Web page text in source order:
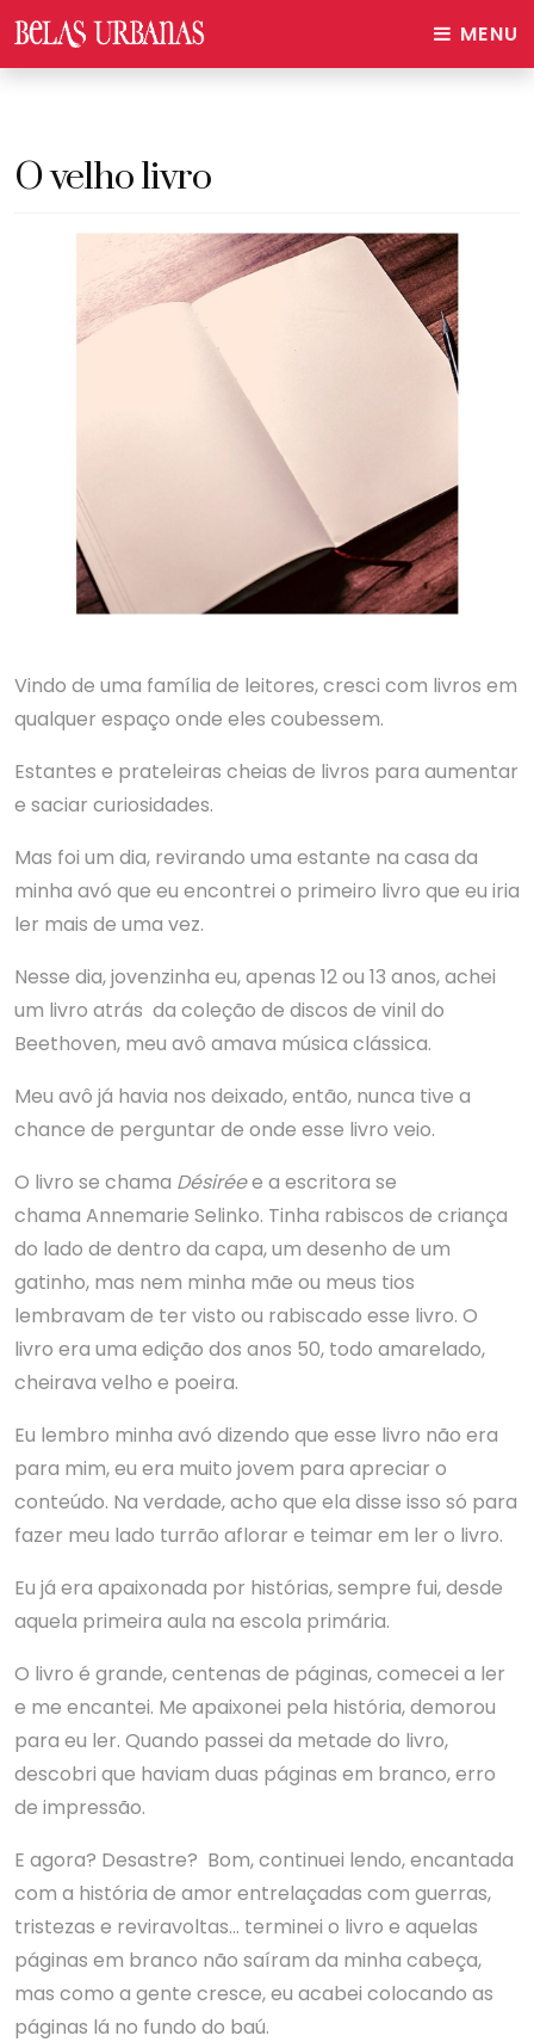
MENU
O velho livro
Vindo de uma família de leitores, cresci com livros em
qualquer espaço onde eles coubessem.
Estantes e prateleiras cheias de livros para aumentar
e saciar curiosidades.
Mas foi um dia, revirando uma estante na casa da
minha avó que eu encontrei o primeiro livro que eu iria
ler mais de uma vez.
Nesse dia, jovenzinha eu, apenas 12 ou 13 anos, achei
um livro atrás da coleção de discos de vinil do
Beethoven, meu avô amava música clássica.
Meu avô já havia nos deixado, então, nunca tive a
chance de perguntar de onde esse livro veio.
O livro se chama Désiréee a escritora se
chama Annemarie Selinko. Tinha rabiscos de criança
do lado de dentro da capa, um desenho de um
gatinho, mas nem minha mãe ou meus tios
lembravam de ter visto ou rabiscado esse livro. O
livro era uma edição dos anos 50, todo amarelado,
cheirava velho e poeira.
Eu lembro minha avó dizendo que esse livro não era
para mim, eu era muito jovem para apreciar o
conteúdo. Na verdade, acho que ela disse isso só para
fazer meu lado turrão aflorar e teimar em ler o livro.
Eu já era apaixonada por histórias, sempre fui, desde
aquela primeira aula na escola primária.
O livro é grande, centenas de páginas, comecei a ler
e me encantei. Me apaixonei pela história, demorou
para eu ler. Quando passei da metade do livro,
descobri que haviam duas páginas em branco, erro
de impressão.
E agora? Desastre? Bom, continuei lendo, encantada
com a história de amor entrelaçadas com guerras,
tristezas e reviravoltas… terminei o livro e aquelas
páginas em branco não saíram da minha cabeça,
mas como a gente cresce, eu acabei colocando as
páginas lá no fundo do baú.